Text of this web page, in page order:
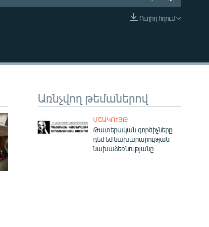
EMBED
Ուղիղ հղում
Առնչվող թեմաներով
ՄՇԱԿՈՒՅԹ
Թատերական գործիչները
դեմ եմ նախարարության
նախաձեռնությանը